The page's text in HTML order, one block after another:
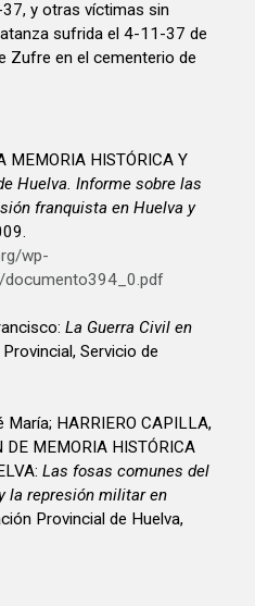
y otras víctimas sin
sufrida el 4-11-37 de
Zufre en el cementerio de
MEMORIA HISTÓRICA Y
Huelva. Informe sobre las
franquista en Huelva y
wp-
La Guerra Civil en
Servicio de
HARRIERO CAPILLA,
DE MEMORIA HISTÓRICA
Las fosas comunes del
la represión militar en
Provincial de Huelva,